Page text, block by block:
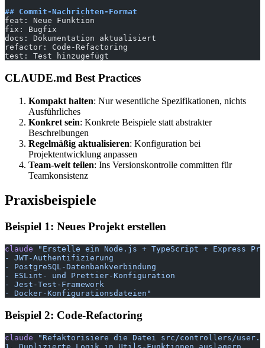
## Commit-Nachrichten-Format
feat: Neue Funktion
fix: Bugfix
docs: Dokumentation aktualisiert
refactor: Code-Refactoring
test: Test hinzugefügt
CLAUDE.md Best Practices
Kompakt halten: Nur wesentliche Spezifikationen, nichts
Ausführliches
Konkret sein: Konkrete Beispiele statt abstrakter
Beschreibungen
Regelmäßig aktualisieren: Konfiguration bei
Projektentwicklung anpassen
Team-weit teilen: Ins Versionskontrolle committen für
Teamkonsistenz
Praxisbeispiele
Beispiel 1: Neues Projekt erstellen
claude "Erstelle ein Node.js + TypeScript + Express
- JWT-Authentifizierung
- PostgreSQL-Datenbankverbindung
- ESLint- und Prettier-Konfiguration
- Jest-Test-Framework
- Docker-Konfigurationsdateien"
Beispiel 2: Code-Refactoring
claude "Refaktorisiere die Datei src/controllers/
1. Duplizierte Logik in Utils-Funktionen auslagern